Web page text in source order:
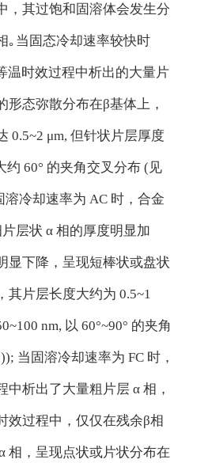
，其过饱和固溶体会发生分
｡当固态冷却速率较快时
温时效过程中析出的大量片
形态弥散分布在β基体上，
0.5~2 μm, 但针状片层厚度
约 60° 的夹角交叉分布 (见
溶冷却速率为 AC 时，合金
层状 α 相的厚度明显加
显下降，呈现短棒状或盘状
其片层长度大约为 0.5~1
nm, 以 60°~90° 的夹角
当固溶冷却速率为 FC 时，
中析出了大量粗片层 α 相，
效过程中，仅仅在残余β相
相，呈现点状或片状分布在